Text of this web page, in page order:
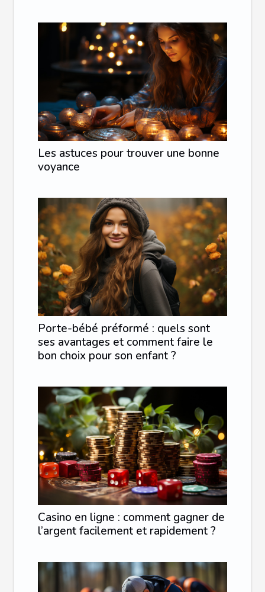
Les astuces pour trouver une bonne
voyance
Porte-bébé préformé : quels sont
ses avantages et comment faire le
bon choix pour son enfant ?
Casino en ligne : comment gagner de
l’argent facilement et rapidement ?